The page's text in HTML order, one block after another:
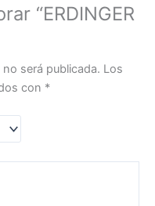
“ERDINGER
será publicada. Los
con *